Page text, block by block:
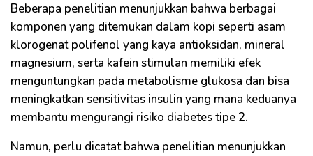
Beberapa penelitian menunjukkan bahwa berbagai
komponen yang ditemukan dalam kopi seperti asam
klorogenat polifenol yang kaya antioksidan, mineral
magnesium, serta kafein stimulan memiliki efek
menguntungkan pada metabolisme glukosa dan bisa
meningkatkan sensitivitas insulin yang mana keduanya
membantu mengurangi risiko diabetes tipe 2.
Namun, perlu dicatat bahwa penelitian menunjukkan